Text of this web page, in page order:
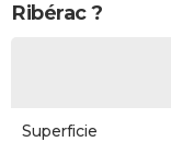
Ribérac ?
Superficie